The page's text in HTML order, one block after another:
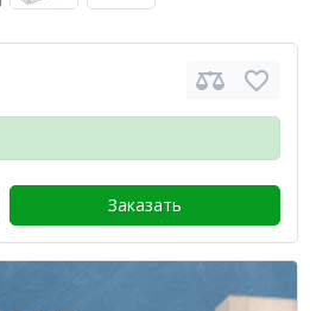
Заказать